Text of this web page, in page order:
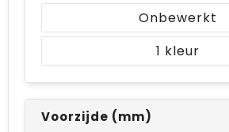
Onbewerkt
1
Voorzijde (mm)